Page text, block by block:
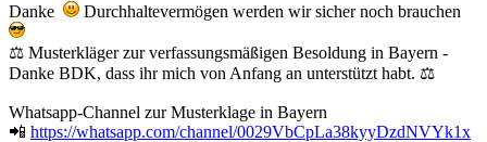
Danke Durchhaltevermögen werden wir sicher noch brauchen
⚖️ Musterkläger zur verfassungsmäßigen Besoldung in Bayern -
Danke BDK, dass ihr mich von Anfang an unterstützt habt. ⚖️
Whatsapp-Channel zur Musterklage in Bayern
📲 https://whatsapp.com/channel/0029VbCpLa38kyyDzdNVYk1x